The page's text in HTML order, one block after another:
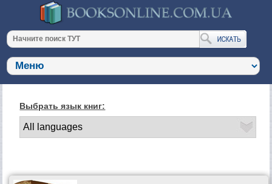
Выбрать язык книг: